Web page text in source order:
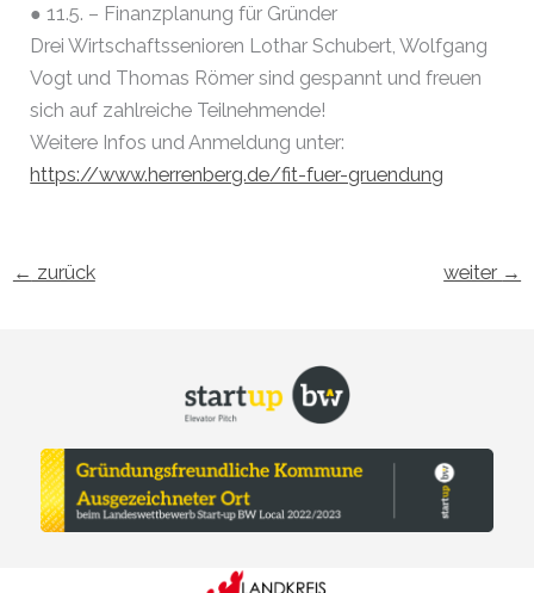
● 11.5. – Finanzplanung für Gründer
Drei Wirtschaftssenioren Lothar Schubert, Wolfgang
Vogt und Thomas Römer sind gespannt und freuen
sich auf zahlreiche Teilnehmende!
Weitere Infos und Anmeldung unter:
https://www.herrenberg.de/fit-fuer-gruendung
← zurück weiter →